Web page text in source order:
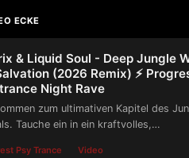
ECKE
& Liquid Soul - Deep Jungle
(2026 Remix) ⚡
Night Rave
zum ultimativen Kapitel des
Tauche ein in ein kraftvolles,
Psy Trance Video